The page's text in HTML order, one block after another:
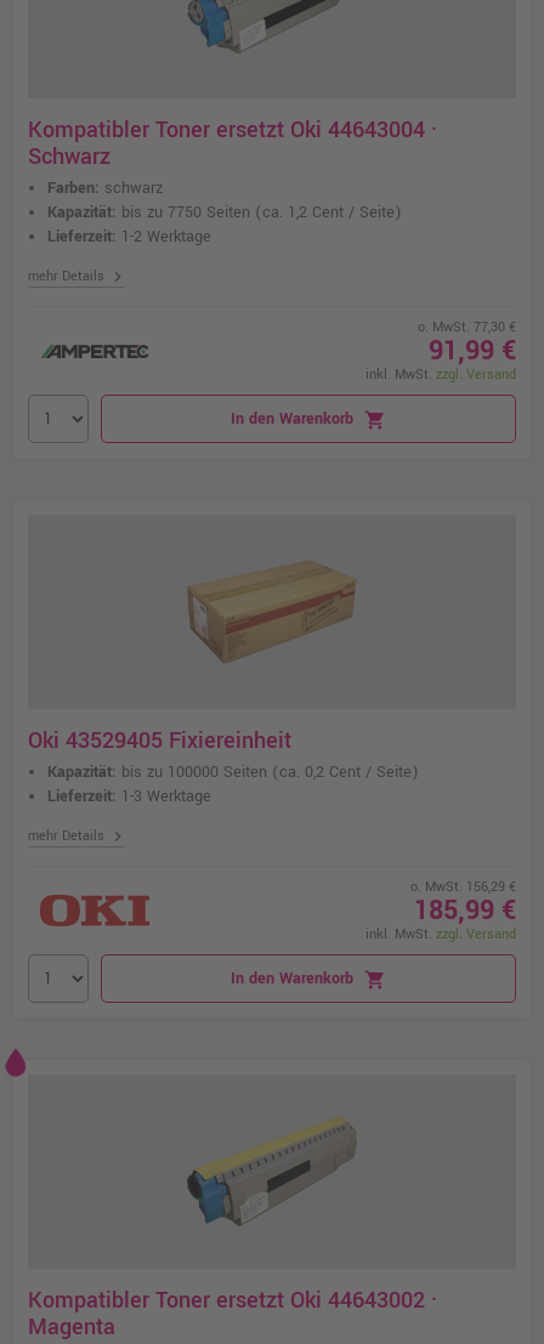
Kompatibler Toner ersetzt Oki 44643004 ·
Schwarz
Farben: schwarz
Kapazität: bis zu 7750 Seiten (ca. 1,2 Cent / Seite)
Lieferzeit: 1-2 Werktage
mehr Details chevron_right
o. MwSt. 77,30 €
91,99 €
inkl. MwSt. zzgl. Versand
In den Warenkorb shopping_cart
Oki 43529405 Fixiereinheit
Kapazität: bis zu 100000 Seiten (ca. 0,2 Cent / Seite)
Lieferzeit: 1-3 Werktage
mehr Details chevron_right
o. MwSt. 156,29 €
185,99 €
inkl. MwSt. zzgl. Versand
In den Warenkorb shopping_cart
Kompatibler Toner ersetzt Oki 44643002 ·
Magenta